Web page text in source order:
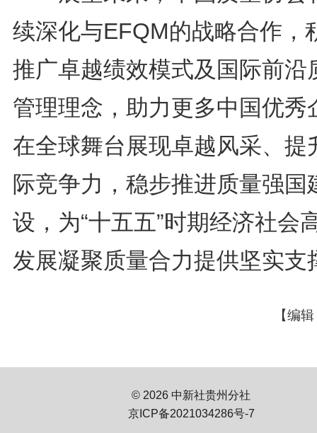
续深化与EFQM的战略合作，
推广卓越绩效模式及国际前沿
管理理念，助力更多中国优秀
在全球舞台展现卓越风采、提
际竞争力，稳步推进质量强国
设，为“十五五”时期经济社会
发展凝聚质量合力提供坚实支
【编
© 2026 中新社贵州分社
京ICP备2021034286号-7